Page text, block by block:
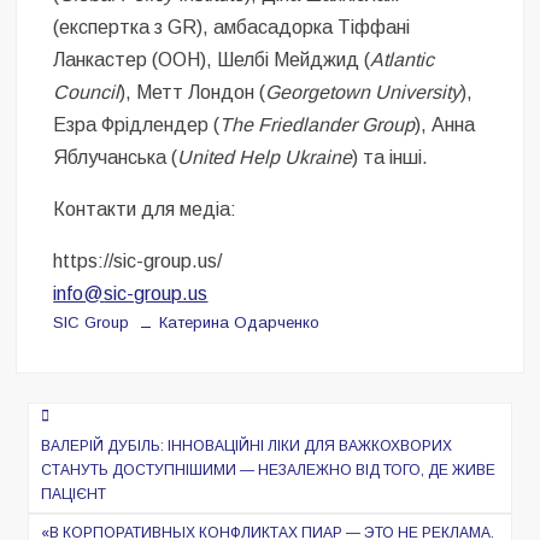
(експертка з GR), амбасадорка Тіффані
Ланкастер (ООН), Шелбі Мейджид (Atlantic
Council), Метт Лондон (Georgetown University),
Езра Фрідлендер (The Friedlander Group), Анна
Яблучанська (United Help Ukraine) та інші.
Контакти для медіа:
https://sic-group.us/
info@sic-group.us
SIC Group Катерина Одарченко
Навигация
по
записям
ВАЛЕРІЙ ДУБІЛЬ: ІННОВАЦІЙНІ ЛІКИ ДЛЯ ВАЖКОХВОРИХ
СТАНУТЬ ДОСТУПНІШИМИ — НЕЗАЛЕЖНО ВІД ТОГО, ДЕ ЖИВЕ
ПАЦІЄНТ
«В КОРПОРАТИВНЫХ КОНФЛИКТАХ ПИАР — ЭТО НЕ РЕКЛАМА.